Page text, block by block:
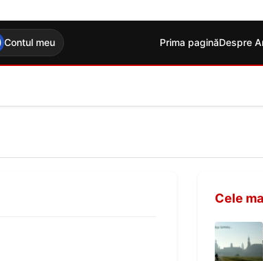
Contul meu Prima paginăDespre
Cele